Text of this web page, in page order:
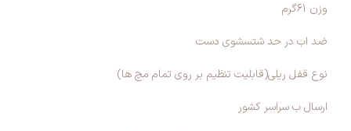
وزن 61گرم
ضد اب در حد شتسشوی دست
نوع قفل ریلی(قابلیت تنظیم بر روی تمام مچ ها)
ارسال ب سراسر کشور